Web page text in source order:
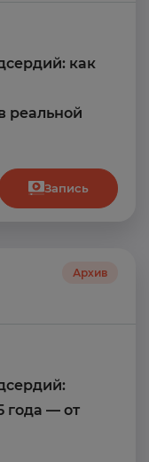
как
реальной
Запись
Архив
года — от